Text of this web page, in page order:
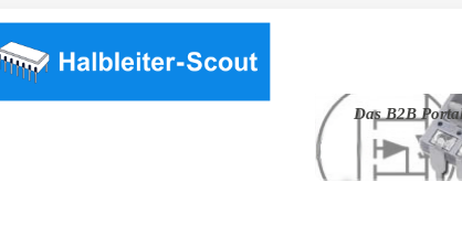
Das B2B